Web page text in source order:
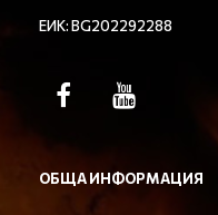
ЕИК: BG202292288
ОБЩА ИНФОРМАЦИЯ